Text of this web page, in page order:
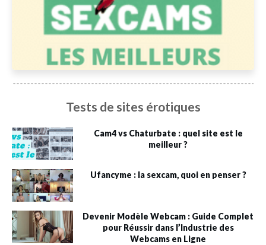
Tests de sites érotiques
Cam4 vs Chaturbate : quel site est le
meilleur ?
Ufancyme : la sexcam, quoi en penser ?
Devenir Modèle Webcam : Guide Complet
pour Réussir dans l’Industrie des
Webcams en Ligne